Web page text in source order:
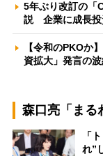
5年ぶり改訂の「
説 企業に成長
【令和のPKOか
資拡大」発言の
森口亮「まる
「
れ”